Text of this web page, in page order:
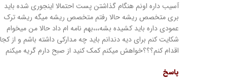
آسیب داره اونم هنگام گذاشتن پست احتمالا اینجوری شده باید
بری متخصص ریشه حالا رفتم متخصص ریشه میگه ریشه ترک
عمودی داره باید کشیده بشه،،،بهم نامه ام داد حالا من میخوام
شکایت کنم برای دیه دندانم باید چه مدارکی داشته باشم و از کجا
اقدام کنم؟؟؟خواهش میکنم کمک کنید از صبح دارم گریه میکنم
پاسخ